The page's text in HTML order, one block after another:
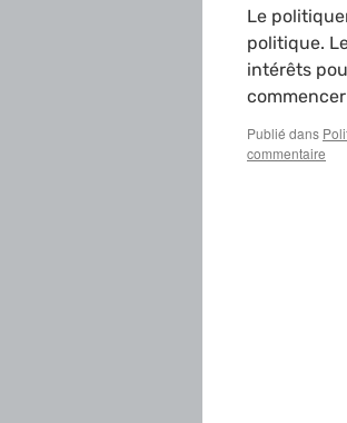
Le
politique.
intérêts
Publié dans
commentaire